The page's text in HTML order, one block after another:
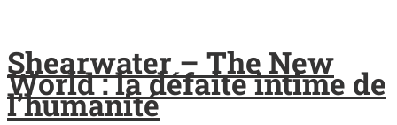
Shearwater – The New
World : la défaite intime de
l’humanité